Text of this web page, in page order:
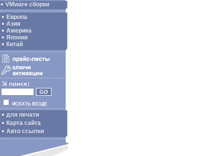
VMware сборки
Европа
Азия
Америка
Япония
Китай
ИСКАТЬ ВЕЗДЕ
для печати
Карта сайта
Авто ссылки